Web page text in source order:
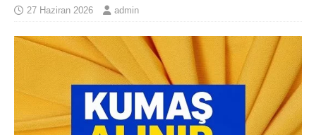
27 Haziran 2026 admin